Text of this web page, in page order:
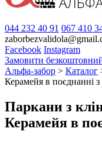
044 232 40 91 067 410
Facebook Instagram
Замовити
Альфа-забор > Каталог
Керамейя в поєднанні
Паркани з
Керамейя в